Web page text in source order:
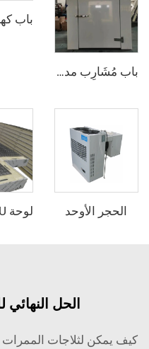
باب مُشَارِب مدفون بالكامل
باب كهربائي منزلق
لوحة PU المغلفة بالمعدن
الحل النهائي
لثلاجات الممرات بالتبريد